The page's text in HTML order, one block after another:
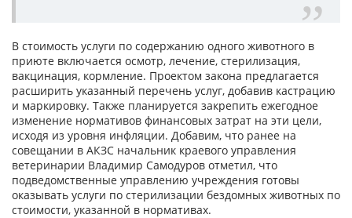
В стоимость услуги по содержанию одного животного в
приюте включается осмотр, лечение, стерилизация,
вакцинация, кормление. Проектом закона предлагается
расширить указанный перечень услуг, добавив кастрацию
и маркировку. Также планируется закрепить ежегодное
изменение нормативов финансовых затрат на эти цели,
исходя из уровня инфляции. Добавим, что ранее на
совещании в АКЗС начальник краевого управления
ветеринарии Владимир Самодуров отметил, что
подведомственные управлению учреждения готовы
оказывать услуги по стерилизации бездомных животных по
стоимости, указанной в нормативах.